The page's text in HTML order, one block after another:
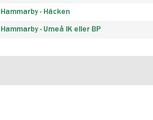
Hammarby - Häcken
Hammarby - Umeå IK eller BP